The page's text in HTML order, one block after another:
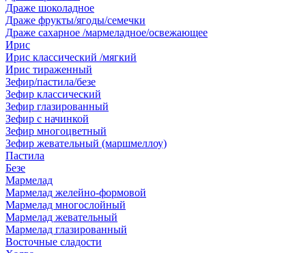
Драже шоколадное
Драже фрукты/ягоды/семечки
Драже сахарное /мармеладное/освежающее
Ирис
Ирис классический /мягкий
Ирис тираженный
Зефир/пастила/безе
Зефир классический
Зефир глазированный
Зефир с начинкой
Зефир многоцветный
Зефир жевательный (маршмеллоу)
Пастила
Безе
Мармелад
Мармелад желейно-формовой
Мармелад многослойный
Мармелад жевательный
Мармелад глазированный
Восточные сладости